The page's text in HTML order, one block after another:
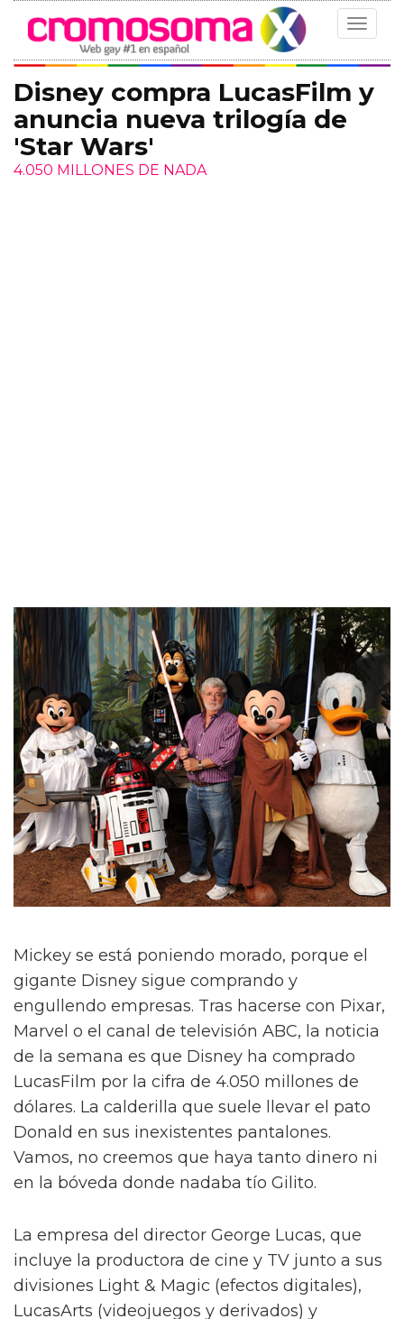
Toggle
Disney compra LucasFilm y
anuncia nueva trilogía de
'Star Wars'
4.050 MILLONES DE NADA
Mickey se está poniendo morado, porque el
gigante Disney sigue comprando y
engullendo empresas. Tras hacerse con Pixar,
Marvel o el canal de televisión ABC, la noticia
de la semana es que Disney ha comprado
LucasFilm por la cifra de 4.050 millones de
dólares. La calderilla que suele llevar el pato
Donald en sus inexistentes pantalones.
Vamos, no creemos que haya tanto dinero ni
en la bóveda donde nadaba tío Gilito.
La empresa del director George Lucas, que
incluye la productora de cine y TV junto a sus
divisiones Light & Magic (efectos digitales),
LucasArts (videojuegos y derivados) y